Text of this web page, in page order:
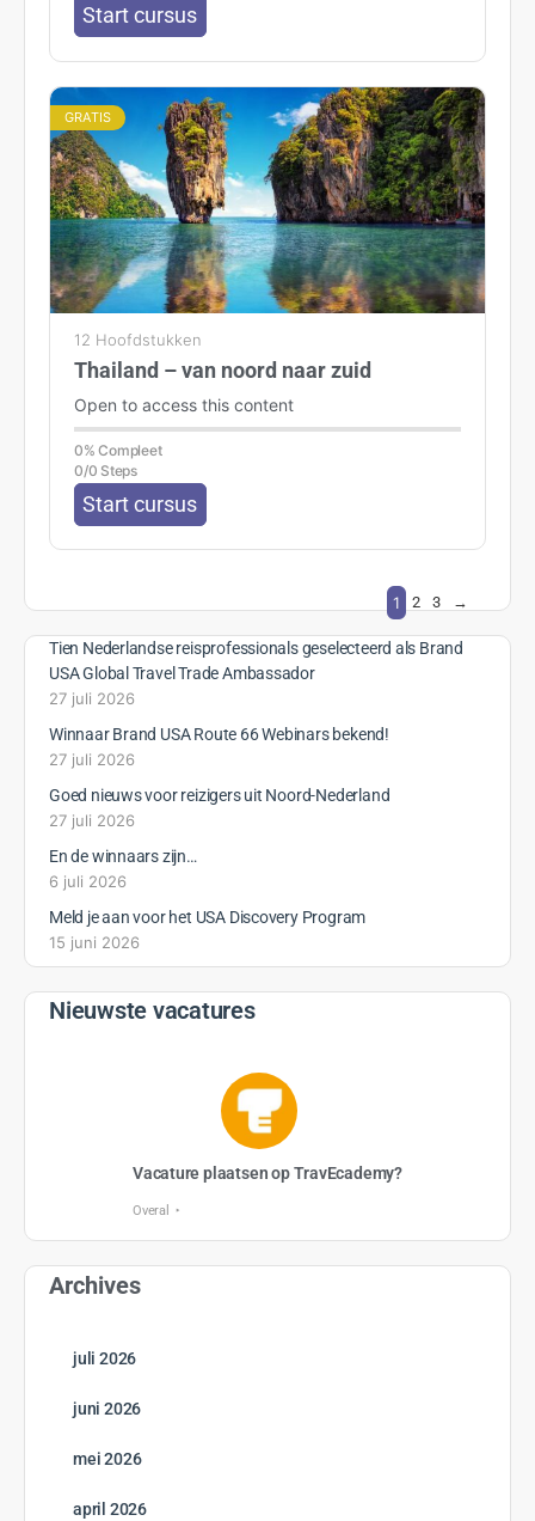
Start cursus
GRATIS
12 Hoofdstukken
Thailand – van noord naar zuid
Open to access this content
0% Compleet
0/0 Steps
Start cursus
1 2 3 →
Tien Nederlandse reisprofessionals geselecteerd als Brand
USA Global Travel Trade Ambassador
27 juli 2026
Winnaar Brand USA Route 66 Webinars bekend!
27 juli 2026
Goed nieuws voor reizigers uit Noord-Nederland
27 juli 2026
En de winnaars zijn…
6 juli 2026
Meld je aan voor het USA Discovery Program
15 juni 2026
Nieuwste vacatures
Vacature plaatsen op TravEcademy?
Overal
Archives
juli 2026
juni 2026
mei 2026
april 2026